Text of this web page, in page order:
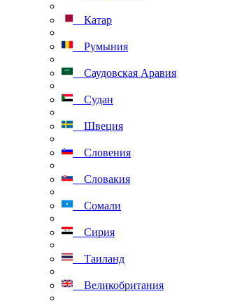
Катар
Румыния
Саудовская Аравия
Судан
Швеция
Словения
Словакия
Сомали
Сирия
Таиланд
Великобритания